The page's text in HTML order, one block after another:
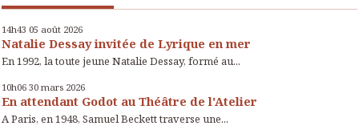
14h43 05 août 2026
Natalie Dessay invitée de Lyrique en mer
En 1992, la toute jeune Natalie Dessay, formé au...
10h06 30 mars 2026
En attendant Godot au Théâtre de l'Atelier
A Paris, en 1948, Samuel Beckett traverse une...